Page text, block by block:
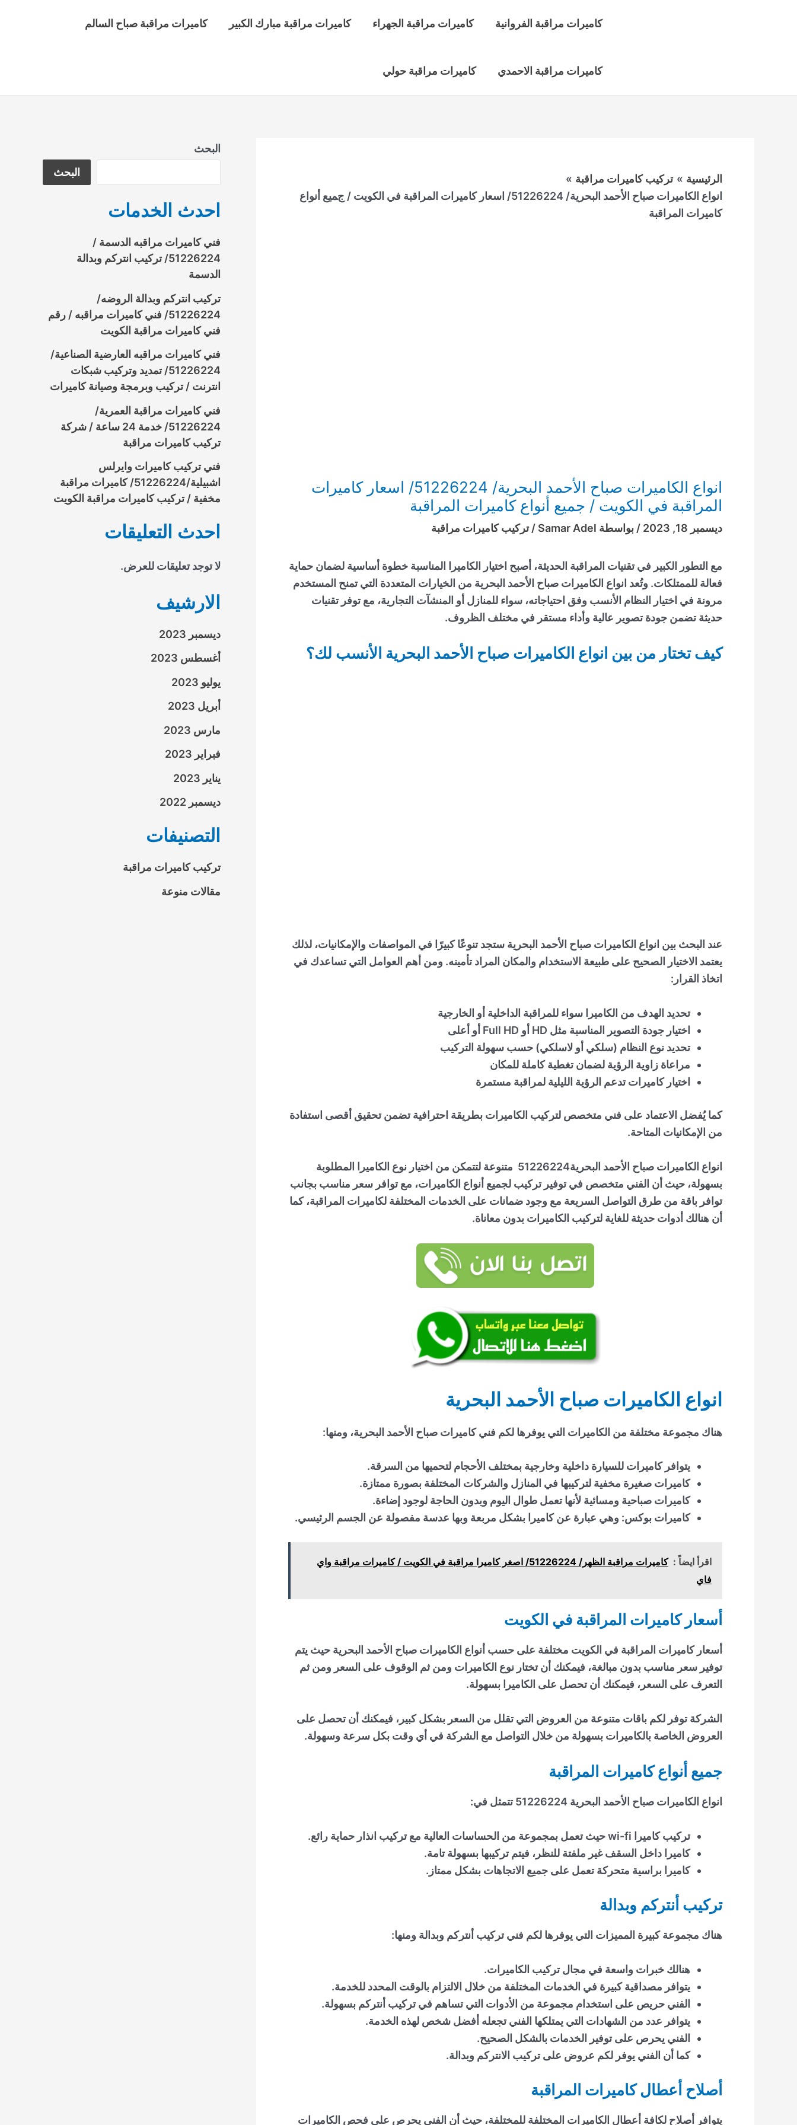
كاميرات مراقبة الفروانية كاميرات مراقبة الجهراء كاميرات مراقبة مبارك الكبير كاميرات مراقبة صباح السالم
كاميرات مراقبة الاحمدي كاميرات مراقبة حولي
الرئيسية
تركيب كاميرات مراقبة
انواع الكاميرات صباح الأحمد البحرية/ 51226224/ اسعار كاميرات المراقبة في الكويت / جميع أنواع
كاميرات المراقبة
انواع الكاميرات صباح الأحمد البحرية/ 51226224/ اسعار كاميرات
المراقبة في الكويت / جميع أنواع كاميرات المراقبة
ديسمبر 18, 2023 / بواسطة Samar Adel
/تركيب كاميرات مراقبة
مع التطور الكبير في تقنيات المراقبة الحديثة، أصبح اختيار الكاميرا المناسبة خطوة أساسية لضمان حماية
فعالة للممتلكات. وتُعد انواع الكاميرات صباح الأحمد البحرية من الخيارات المتعددة التي تمنح المستخدم
مرونة في اختيار النظام الأنسب وفق احتياجاته، سواء للمنازل أو المنشآت التجارية، مع توفر تقنيات
حديثة تضمن جودة تصوير عالية وأداء مستقر في مختلف الظروف.
كيف تختار من بين انواع الكاميرات صباح الأحمد البحرية الأنسب لك؟
عند البحث بين انواع الكاميرات صباح الأحمد البحرية ستجد تنوعًا كبيرًا في المواصفات والإمكانيات، لذلك
يعتمد الاختيار الصحيح على طبيعة الاستخدام والمكان المراد تأمينه. ومن أهم العوامل التي تساعدك في
اتخاذ القرار:
تحديد الهدف من الكاميرا سواء للمراقبة الداخلية أو الخارجية
اختيار جودة التصوير المناسبة مثل HD أو Full HD أو أعلى
تحديد نوع النظام (سلكي أو لاسلكي) حسب سهولة التركيب
مراعاة زاوية الرؤية لضمان تغطية كاملة للمكان
اختيار كاميرات تدعم الرؤية الليلية لمراقبة مستمرة
كما يُفضل الاعتماد على فني متخصص لتركيب الكاميرات بطريقة احترافية تضمن تحقيق أقصى استفادة
من الإمكانيات المتاحة.
انواع الكاميرات صباح الأحمد البحرية51226224 متنوعة لتتمكن من اختيار نوع الكاميرا المطلوبة
بسهولة، حيث أن الفني متخصص في توفير تركيب لجميع أنواع الكاميرات، مع توافر سعر مناسب بجانب
توافر باقة من طرق التواصل السريعة مع وجود ضمانات على الخدمات المختلفة لكاميرات المراقبة، كما
أن هنالك أدوات حديثة للغاية لتركيب الكاميرات بدون معاناة.
انواع الكاميرات صباح الأحمد البحرية
هناك مجموعة مختلفة من الكاميرات التي يوفرها لكم فني كاميرات صباح الأحمد البحرية، ومنها:
يتوافر كاميرات للسيارة داخلية وخارجية بمختلف الأحجام لتحميها من السرقة.
كاميرات صغيرة مخفية لتركيبها في المنازل والشركات المختلفة بصورة ممتازة.
كاميرات صباحية ومسائية لأنها تعمل طوال اليوم وبدون الحاجة لوجود إضاءة.
كاميرات بوكس: وهي عبارة عن كاميرا بشكل مربعة وبها عدسة مفصولة عن الجسم الرئيسي.
اقرأ ايضاً :
كاميرات مراقبة الظهر/ 51226224/ اصغر كاميرا مراقبة في الكويت / كاميرات مراقبة واي
فاي
أسعار كاميرات المراقبة في الكويت
أسعار كاميرات المراقبة في الكويت مختلفة على حسب أنواع الكاميرات صباح الأحمد البحرية حيث يتم
توفير سعر مناسب بدون مبالغة، فيمكنك أن تختار نوع الكاميرات ومن ثم الوقوف على السعر ومن ثم
التعرف على السعر، فيمكنك أن تحصل على الكاميرا بسهولة.
الشركة توفر لكم باقات متنوعة من العروض التي تقلل من السعر بشكل كبير، فيمكنك أن تحصل على
العروض الخاصة بالكاميرات بسهولة من خلال التواصل مع الشركة في أي وقت بكل سرعة وسهولة.
جميع أنواع كاميرات المراقبة
انواع الكاميرات صباح الأحمد البحرية 51226224 تتمثل في:
تركيب كاميرا wi-fi حيث تعمل بمجموعة من الحساسات العالية مع تركيب انذار حماية رائع.
كاميرا داخل السقف غير ملفتة للنظر، فيتم تركيبها بسهولة تامة.
كاميرا براسية متحركة تعمل على جميع الاتجاهات بشكل ممتاز.
تركيب أنتركم وبدالة
هناك مجموعة كبيرة المميزات التي يوفرها لكم فني تركيب أنتركم وبدالة ومنها:
هنالك خبرات واسعة في مجال تركيب الكاميرات.
يتوافر مصداقية كبيرة في الخدمات المختلفة من خلال الالتزام بالوقت المحدد للخدمة.
الفني حريص على استخدام مجموعة من الأدوات التي تساهم في تركيب أنتركم بسهولة.
يتوافر عدد من الشهادات التي يمتلكها الفني تجعله أفضل شخص لهذه الخدمة.
الفني يحرص على توفير الخدمات بالشكل الصحيح.
كما أن الفني يوفر لكم عروض على تركيب الانتركم وبدالة.
أصلاح أعطال كاميرات المراقبة
يتوافر أصلاح لكافة أعطال الكاميرات المختلفة للمختلفة، حيث أن الفني يحرص على فحص الكاميرات
البحث
البحث
احدث الخدمات
فني كاميرات مراقبه الدسمة /
51226224/ تركيب انتركم وبدالة
الدسمة
تركيب انتركم وبدالة الروضه/
51226224/ فني كاميرات مراقبه / رقم
فني كاميرات مراقبة الكويت
فني كاميرات مراقبه العارضية الصناعية/
51226224/ تمديد وتركيب شبكات
انترنت / تركيب وبرمجة وصيانة كاميرات
فني كاميرات مراقبة العمرية/
51226224/ خدمة 24 ساعة / شركة
تركيب كاميرات مراقبة
فني تركيب كاميرات وايرلس
اشبيلية/51226224/ كاميرات مراقبة
مخفية / تركيب كاميرات مراقبة الكويت
احدث التعليقات
لا توجد تعليقات للعرض.
الارشيف
ديسمبر 2023
أغسطس 2023
يوليو 2023
أبريل 2023
مارس 2023
فبراير 2023
يناير 2023
ديسمبر 2022
التصنيفات
تركيب كاميرات مراقبة
مقالات منوعة